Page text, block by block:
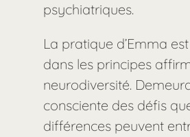
psychiatriques.
La pratique d’Emma
dans les principes
neurodiversité.
consciente des défis
différences peuvent